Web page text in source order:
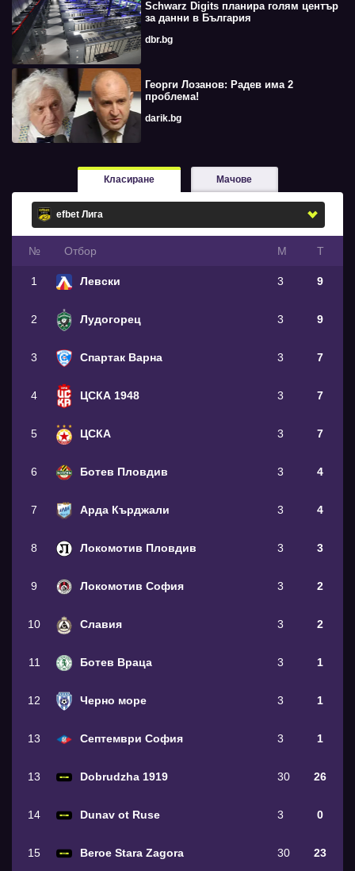
Schwarz Digits планира голям център
за данни в България
dbr.bg
Георги Лозанов: Радев има 2
проблема!
darik.bg
Класиране Мачове
№ Oтбор М Т
1 Левски 3 9
2 Лудогорец 3 9
3 Спартак Варна 3 7
4 ЦСКА 1948 3 7
5 ЦСКА 3 7
6 Ботев Пловдив 3 4
7 Арда Кърджали 3 4
8 Локомотив Пловдив 3 3
9 Локомотив София 3 2
10 Славия 3 2
11 Ботев Враца 3 1
12 Черно море 3 1
13 Септември София 3 1
13 Dobrudzha 1919 30 26
14 Dunav ot Ruse 3 0
15 Beroe Stara Zagora 30 23